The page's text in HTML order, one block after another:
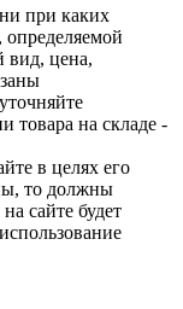
при каких
определяемой
цена,
товара на складе -
в целях его
то должны
сайте будет